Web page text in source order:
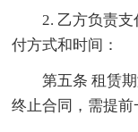
2. 乙方负责
付方式和时间：
第五条 租赁
终止合同，需提前